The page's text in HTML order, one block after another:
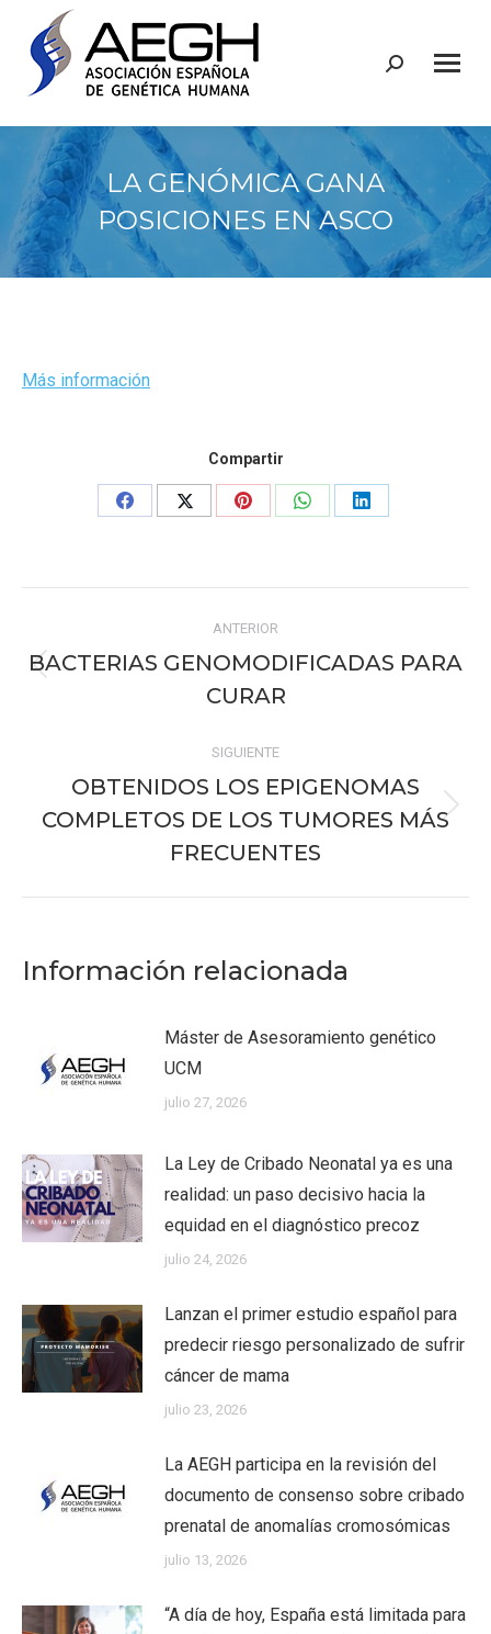
Buscar:
LA GENÓMICA GANA
POSICIONES EN ASCO
Más información
Compartir
Share
Share
Share
Share
Share
entre
publicaciones
ANTERIOR
Publicación
anterior:
BACTERIAS GENOMODIFICADAS PARA
CURAR
SIGUIENTE
Publicación
siguiente:
OBTENIDOS LOS EPIGENOMAS
COMPLETOS DE LOS TUMORES MÁS
FRECUENTES
Información relacionada
Máster de Asesoramiento genético
UCM
julio 27, 2026
La Ley de Cribado Neonatal ya es una
realidad: un paso decisivo hacia la
equidad en el diagnóstico precoz
julio 24, 2026
Lanzan el primer estudio español para
predecir riesgo personalizado de sufrir
cáncer de mama
julio 23, 2026
La AEGH participa en la revisión del
documento de consenso sobre cribado
prenatal de anomalías cromosómicas
julio 13, 2026
“A día de hoy, España está limitada para